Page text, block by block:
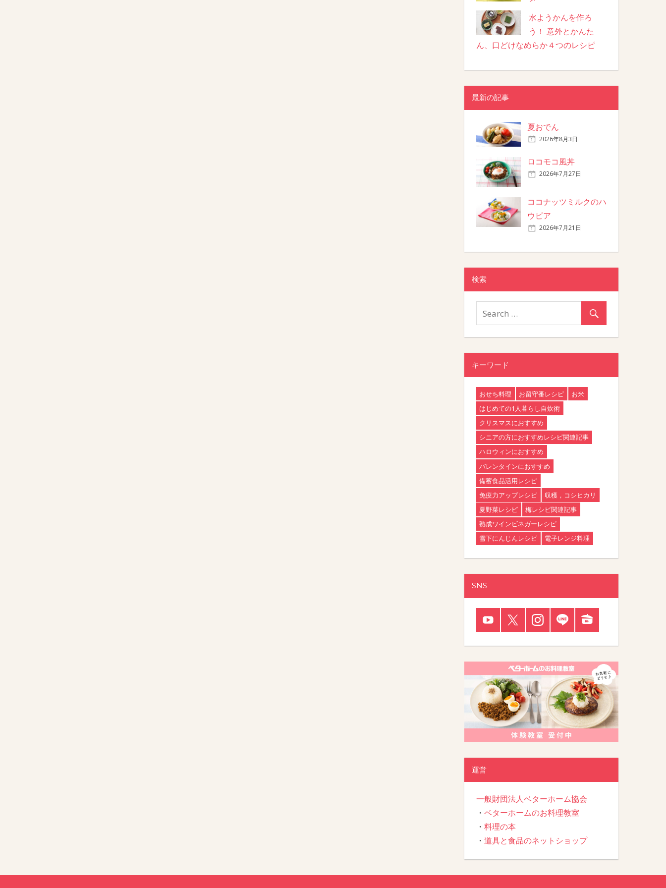
水ようかんを作ろ
う！ 意外とかんた
ん、口どけなめらか４つのレシピ
最新の記事
夏おでん
2026年8月3日
ロコモコ風丼
2026年7月27日
ココナッツミルクのハ
ウピア
2026年7月21日
検索
キーワード
おせち料理 お留守番レシピ
お米
はじめての1人暮らし自炊術
クリスマスにおすすめ
シニアの方におすすめレシピ関連記事
ハロウィンにおすすめ
バレンタインにおすすめ
備蓄食品活用レシピ
免疫力アップレシピ
収穫，コシヒカリ
夏野菜レシピ
梅レシピ関連記事
熟成ワインビネガーレシピ
雪下にんじんレシピ
電子レンジ料理
SNS
運営
一般財団法人ベターホーム協会
・ ベターホームのお料理教室
・ 料理の本
・ 道具と食品のネットショップ